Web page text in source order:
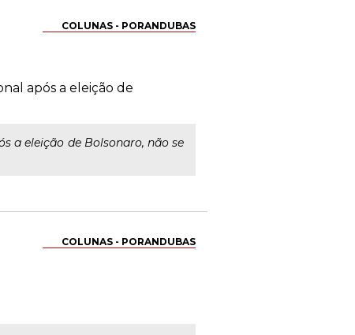
COLUNAS - PORANDUBAS
após a eleição de
a eleição de Bolsonaro, não se
COLUNAS - PORANDUBAS